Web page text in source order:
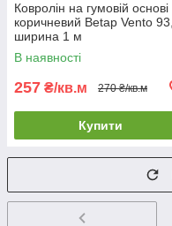
Ковролін на гумовій основі
коричневий Betap Vento 93,
ширина 1 м
В наявності
257 ₴/кв.м 270 ₴/кв.м
Купити